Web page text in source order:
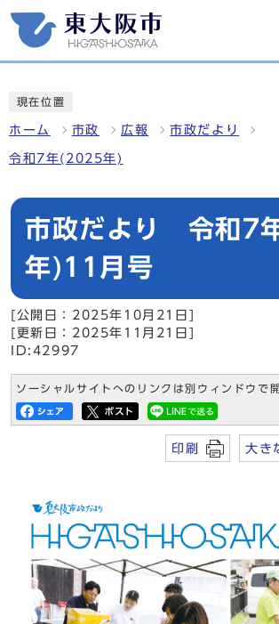
現在位置
ホーム 市政 広報 市政だより
令和7年(2025年)
市政だより 令和7
年)11月号
[公開日：2025年10月21日]
[更新日：2025年11月21日]
ID:42997
ソーシャルサイトへのリンクは別ウィンドウで
印刷 大き